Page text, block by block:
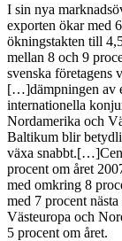
I sin nya
exporten ökar med
ökningstakten till
mellan 8 och 9
svenska företagens
[…]dämpningen av
internationella
Nordamerika och
Baltikum blir
växa
procent om året
med omkring 8
med 7 procent
Västeuropa och
5 procent om året.